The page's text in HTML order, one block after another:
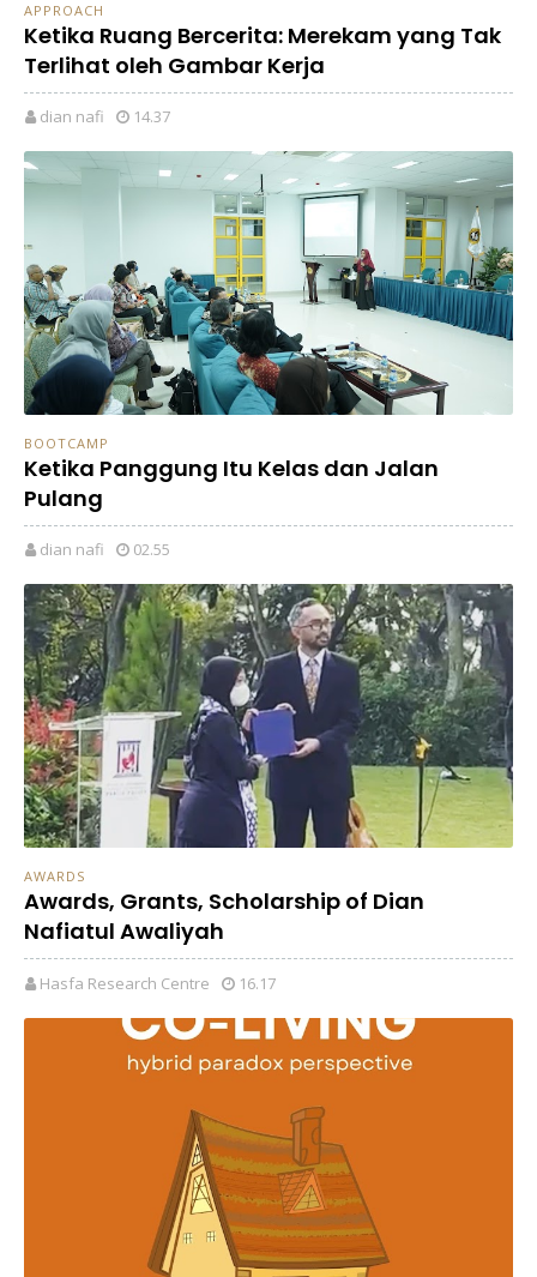
APPROACH
Ketika Ruang Bercerita: Merekam yang Tak
Terlihat oleh Gambar Kerja
dian nafi 14.37
BOOTCAMP
Ketika Panggung Itu Kelas dan Jalan
Pulang
dian nafi 02.55
AWARDS
Awards, Grants, Scholarship of Dian
Nafiatul Awaliyah
Hasfa Research Centre 16.17